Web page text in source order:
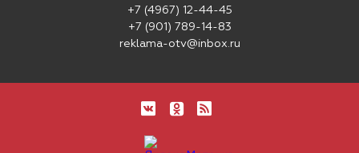
+7 (4967) 12-44-45
+7 (901) 789-14-83
reklama-otv@inbox.ru